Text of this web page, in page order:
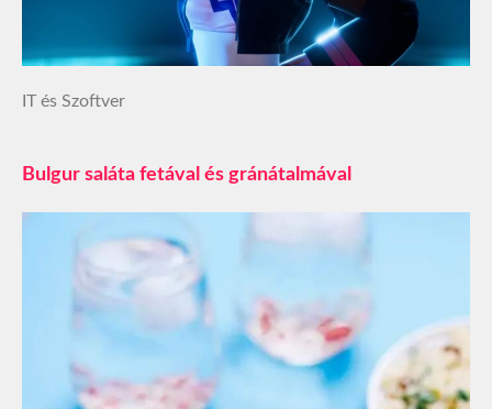
IT és Szoftver
Bulgur saláta fetával és gránátalmával